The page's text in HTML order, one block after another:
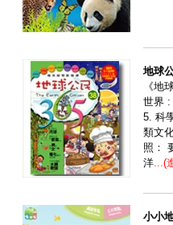
地球
《地
世界 :
5. 科
類文
照：
洋...(
小小